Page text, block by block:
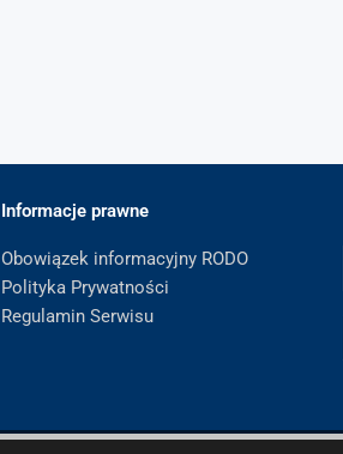
Informacje prawne
Obowiązek informacyjny RODO
Polityka Prywatności
Regulamin Serwisu